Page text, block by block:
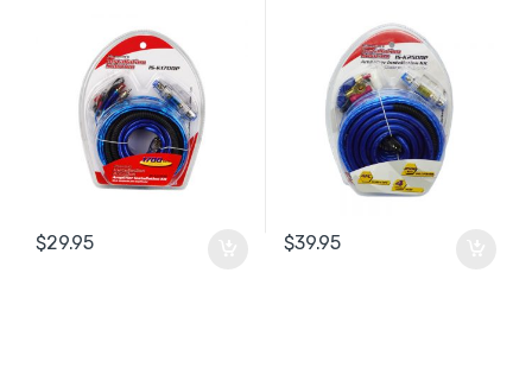
$29.95 $39.95